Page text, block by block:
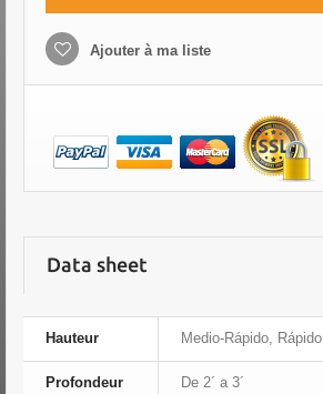
Ajouter à ma liste
Data sheet
Hauteur Medio-Rápido, Rápido
Profondeur De 2´ a 3´